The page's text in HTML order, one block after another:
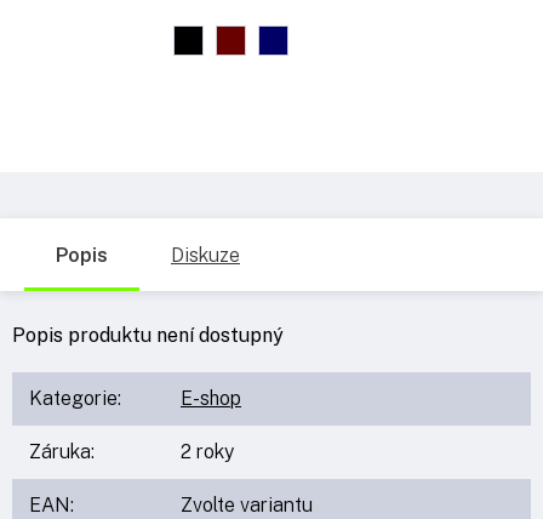
Popis Diskuze
Popis produktu není dostupný
Kategorie: E-shop
Záruka: 2 roky
EAN: Zvolte variantu